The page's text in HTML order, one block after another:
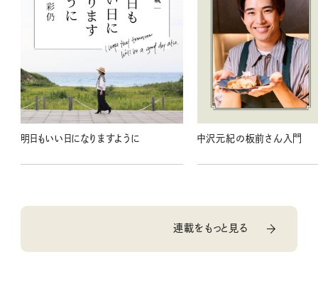
明日もいい日になりますように 中沢元紀の板前さん入門
連載をもっと見る